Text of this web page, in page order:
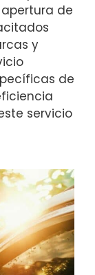
de
y
de
servicio